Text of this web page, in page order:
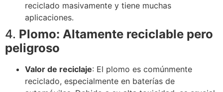
reciclado masivamente y tiene muchas
aplicaciones.
4. Plomo: Altamente reciclable pero
peligroso
Valor de reciclaje: El plomo es comúnmente
reciclado, especialmente en baterías de